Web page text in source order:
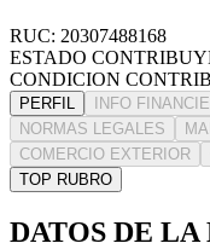
RUC: 20307488168
ESTADO
CONDICION
PERFIL INFO
NORMAS LEGALES
COMERCIO EXTERIOR
TOP RUBRO
DATOS DE LA